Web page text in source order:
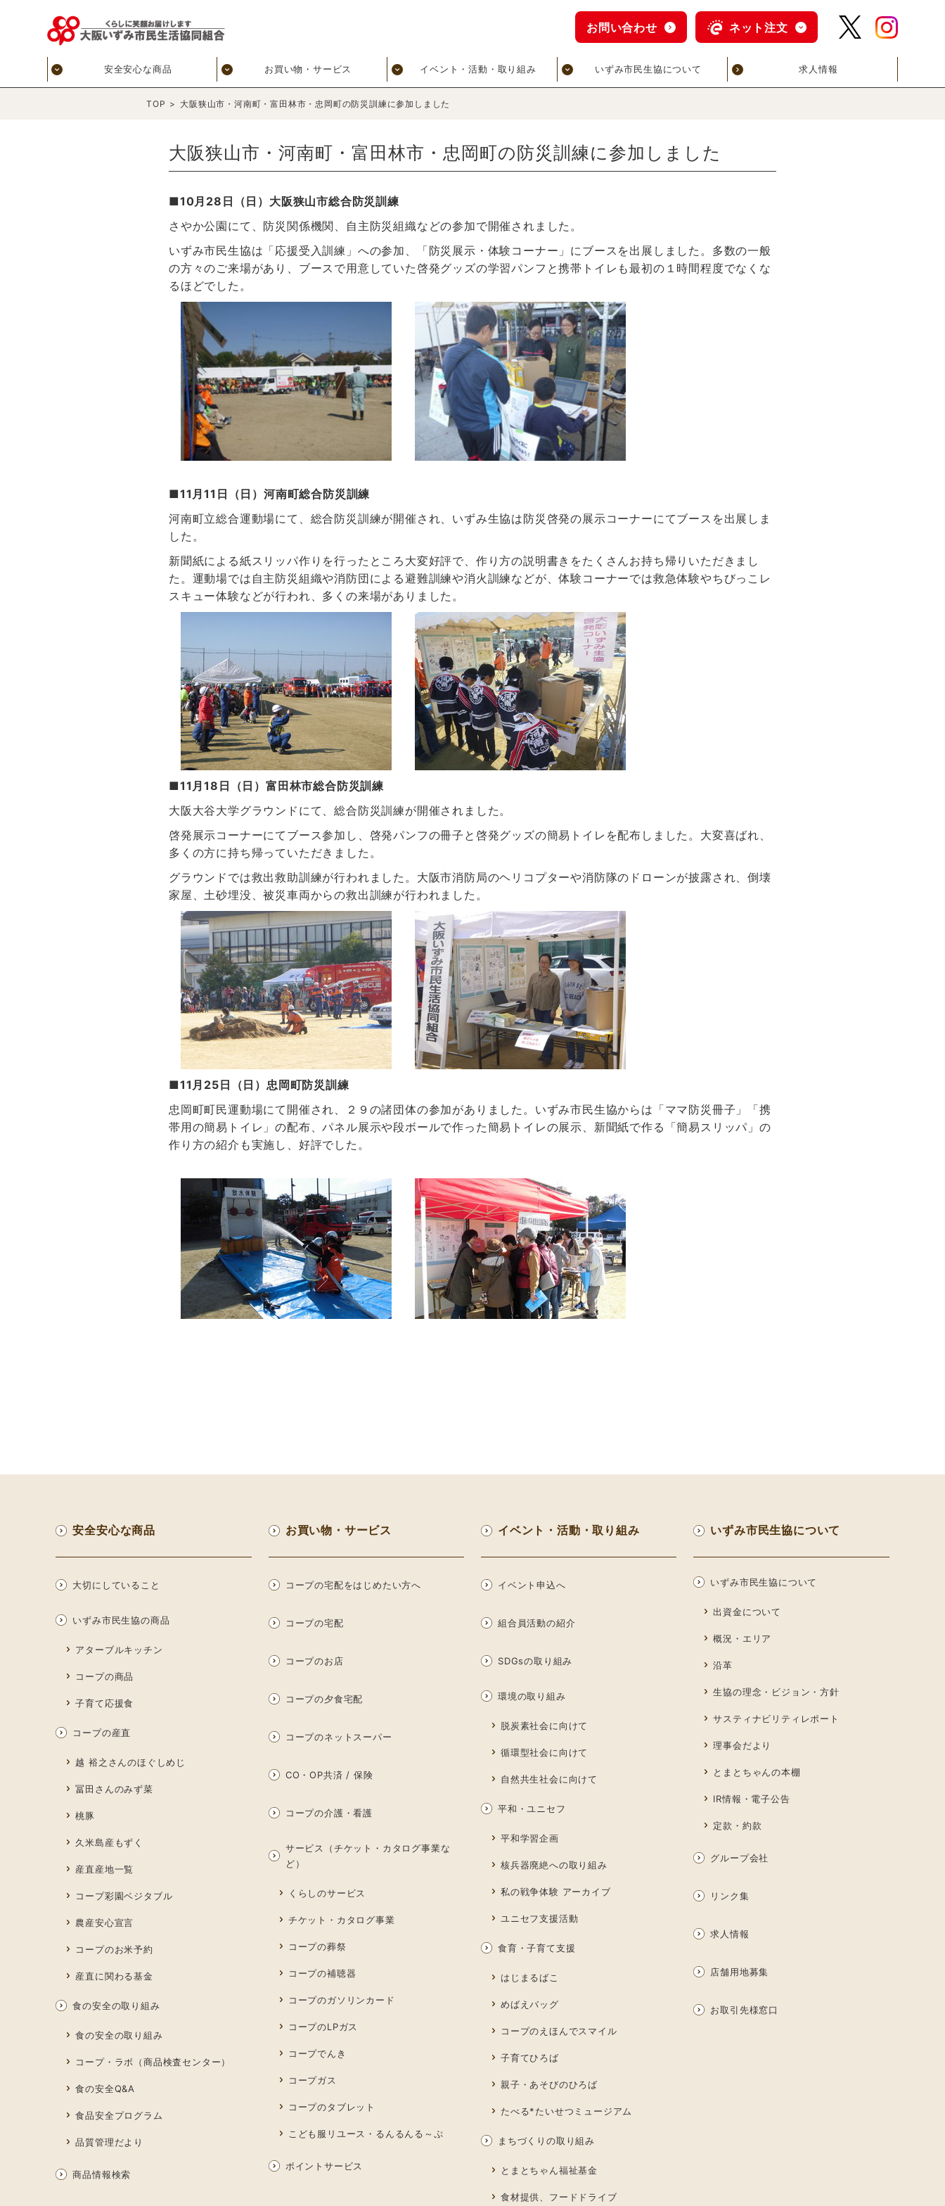
安全安心な商品 お買い物・サービス イベント・活動・取り組み いずみ市民生協について 求人情報
お問い合わせ ネット注文
TOP > 大阪狭山市・河南町・富田林市・忠岡町の防災訓練に参加しました
大阪狭山市・河南町・富田林市・忠岡町の防災訓練に参加しました
■10月28日（日）大阪狭山市総合防災訓練
さやか公園にて、防災関係機関、自主防災組織などの参加で開催されました。
いずみ市民生協は「応援受入訓練」への参加、「防災展示・体験コーナー」にブースを出展しました。多数の一般
の方々のご来場があり、ブースで用意していた啓発グッズの学習パンフと携帯トイレも最初の１時間程度でなくな
るほどでした。
■11月11日（日）河南町総合防災訓練
河南町立総合運動場にて、総合防災訓練が開催され、いずみ生協は防災啓発の展示コーナーにてブースを出展しま
した。
新聞紙による紙スリッパ作りを行ったところ大変好評で、作り方の説明書きをたくさんお持ち帰りいただきまし
た。運動場では自主防災組織や消防団による避難訓練や消火訓練などが、体験コーナーでは救急体験やちびっこレ
スキュー体験などが行われ、多くの来場がありました。
■11月18日（日）富田林市総合防災訓練
大阪大谷大学グラウンドにて、総合防災訓練が開催されました。
啓発展示コーナーにてブース参加し、啓発パンフの冊子と啓発グッズの簡易トイレを配布しました。大変喜ばれ、
多くの方に持ち帰っていただきました。
グラウンドでは救出救助訓練が行われました。大阪市消防局のヘリコプターや消防隊のドローンが披露され、倒壊
家屋、土砂埋没、被災車両からの救出訓練が行われました。
■11月25日（日）忠岡町防災訓練
忠岡町町民運動場にて開催され、２９の諸団体の参加がありました。いずみ市民生協からは「ママ防災冊子」「携
帯用の簡易トイレ」の配布、パネル展示や段ボールで作った簡易トイレの展示、新聞紙で作る「簡易スリッパ」の
作り方の紹介も実施し、好評でした。
安全安心な商品
大切にしていること
いずみ市民生協の商品
アターブルキッチン
コープの商品
子育て応援食
コープの産直
越 裕之さんのほぐしめじ
冨田さんのみず菜
桃豚
久米島産もずく
産直産地一覧
コープ彩園ベジタブル
農産安心宣言
コープのお米予約
産直に関わる基金
食の安全の取り組み
食の安全の取り組み
コープ・ラボ（商品検査センター）
食の安全Q&A
食品安全プログラム
品質管理だより
商品情報検索
お買い物・サービス
コープの宅配をはじめたい方へ
コープの宅配
コープのお店
コープの夕食宅配
コープのネットスーパー
CO・OP共済 / 保険
コープの介護・看護
サービス（チケット・カタログ事業な
ど）
くらしのサービス
チケット・カタログ事業
コープの葬祭
コープの補聴器
コープのガソリンカード
コープのLPガス
コープでんき
コープガス
コープのタブレット
こども服リユース・るんるんる～ぷ
ポイントサービス
イベント・活動・取り組み
イベント申込へ
組合員活動の紹介
SDGsの取り組み
環境の取り組み
脱炭素社会に向けて
循環型社会に向けて
自然共生社会に向けて
平和・ユニセフ
平和学習企画
核兵器廃絶への取り組み
私の戦争体験 アーカイブ
ユニセフ支援活動
食育・子育て支援
はじまるばこ
めばえバッグ
コープのえほんでスマイル
子育てひろば
親子・あそびのひろば
たべる*たいせつミュージアム
まちづくりの取り組み
とまとちゃん福祉基金
食材提供、フードドライブ
いずみ市民生協について
いずみ市民生協について
出資金について
概況・エリア
沿革
生協の理念・ビジョン・方針
サスティナビリティレポート
理事会だより
とまとちゃんの本棚
IR情報・電子公告
定款・約款
グループ会社
リンク集
求人情報
店舗用地募集
お取引先様窓口